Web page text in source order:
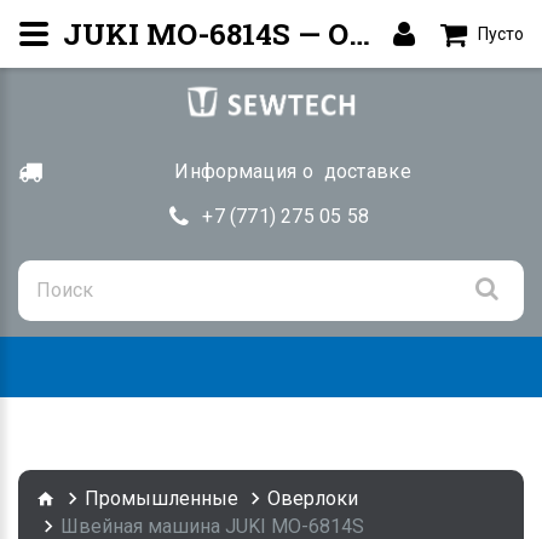
Информация о доставке
+7 (771) 275 05 58
Пусто
Промышленные
Оверлоки
Швейная машина JUKI MO-6814S
JUKI MO-6814S — Оверлок | Купить Алматы